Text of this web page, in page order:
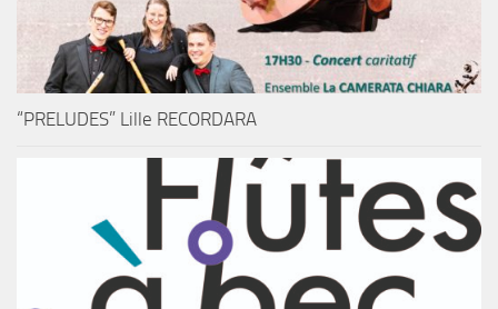
“PRELUDES” Lille RECORDARA